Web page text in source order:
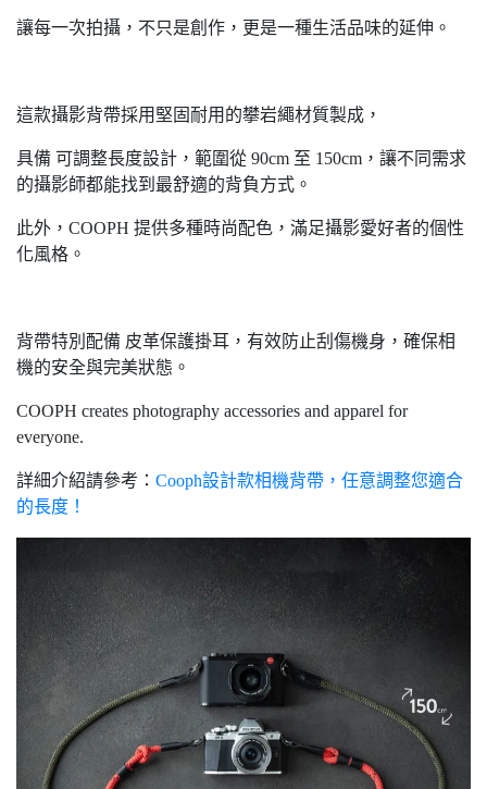
讓每一次拍攝，不只是創作，更是一種生活品味的延伸。
這款攝影背帶採用堅固耐用的攀岩繩材質製成，
具備 可調整長度設計，範圍從 90cm 至 150cm，讓不同需求
的攝影師都能找到最舒適的背負方式。
此外，COOPH 提供多種時尚配色，滿足攝影愛好者的個性
化風格。
背帶特別配備 皮革保護掛耳，有效防止刮傷機身，確保相
機的安全與完美狀態。
COOPH creates photography accessories and apparel for
everyone.
詳細介紹請參考： Cooph設計款相機背帶，任意調整您適合
的長度！